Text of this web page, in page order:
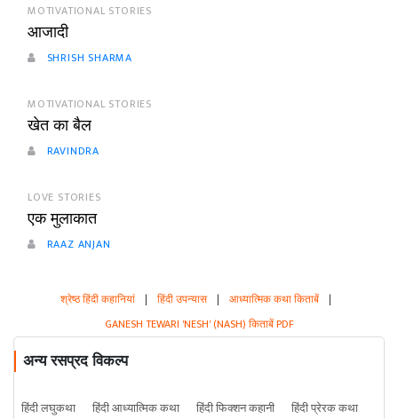
MOTIVATIONAL STORIES
आजादी
SHRISH SHARMA
MOTIVATIONAL STORIES
खेत का बैल
RAVINDRA
LOVE STORIES
एक मुलाकात
RAAZ ANJAN
श्रेष्ठ हिंदी कहानियां | हिंदी उपन्यास | आध्यात्मिक कथा किताबें |
GANESH TEWARI 'NESH' (NASH) किताबें PDF
अन्य रसप्रद विकल्प
हिंदी लघुकथा हिंदी आध्यात्मिक कथा हिंदी फिक्शन कहानी
हिंदी प्रेरक कथा